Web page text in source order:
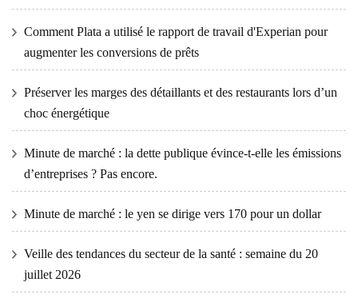
Comment Plata a utilisé le rapport de travail d'Experian pour
augmenter les conversions de prêts
Préserver les marges des détaillants et des restaurants lors d’un
choc énergétique
Minute de marché : la dette publique évince-t-elle les émissions
d’entreprises ? Pas encore.
Minute de marché : le yen se dirige vers 170 pour un dollar
Veille des tendances du secteur de la santé : semaine du 20
juillet 2026